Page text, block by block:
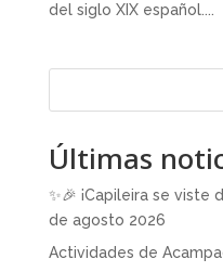
del siglo XIX español....
Últimas
✨🎉 ¡Capileira se viste
de agosto 2026
Actividades de